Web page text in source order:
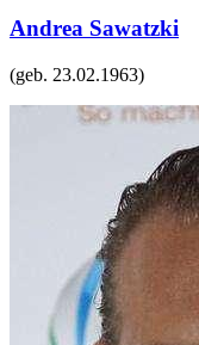
Andrea Sawatzki
(geb. 23.02.1963)